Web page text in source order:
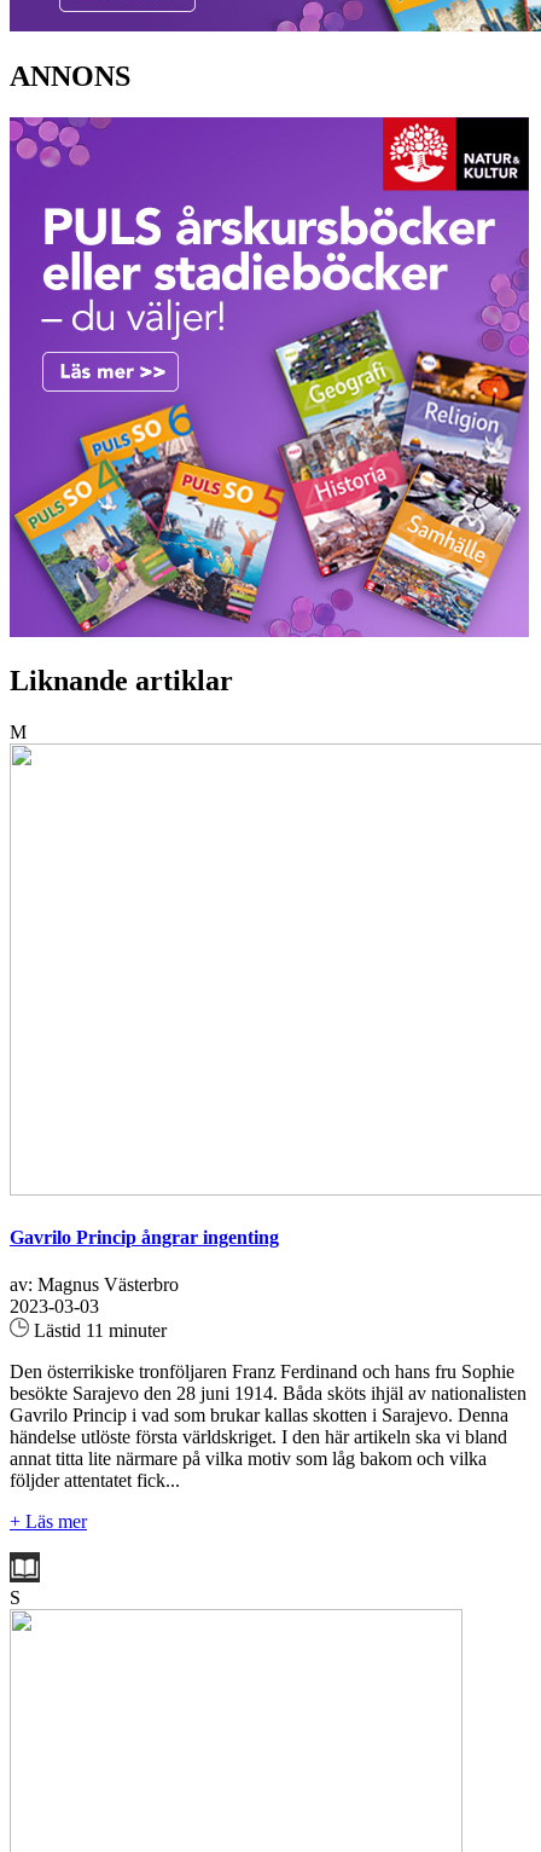
ANNONS
Liknande artiklar
M
Gavrilo Princip ångrar ingenting
av: Magnus Västerbro
2023-03-03
Lästid 11 minuter
Den österrikiske tronföljaren Franz Ferdinand och hans fru Sophie
besökte Sarajevo den 28 juni 1914. Båda sköts ihjäl av nationalisten
Gavrilo Princip i vad som brukar kallas skotten i Sarajevo. Denna
händelse utlöste första världskriget. I den här artikeln ska vi bland
annat titta lite närmare på vilka motiv som låg bakom och vilka
följder attentatet fick...
+ Läs mer
S